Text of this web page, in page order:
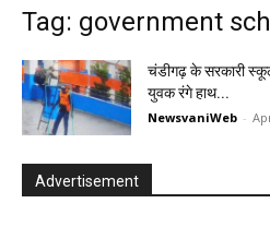
Tag: government
चंडीगढ़ के सरकारी
युवक रंगे हाथ...
NewsvaniWeb -
Advertisement